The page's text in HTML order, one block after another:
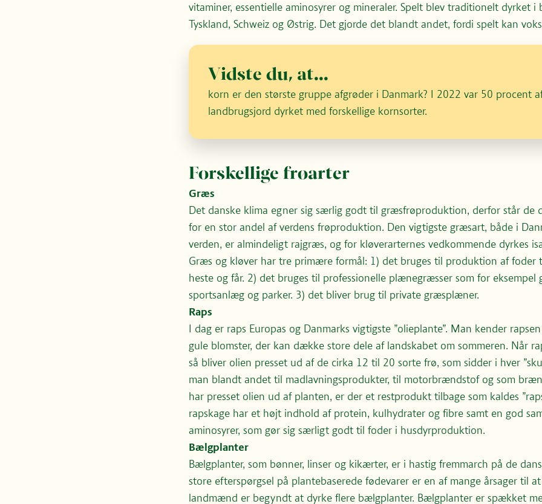
vitaminer, essentielle aminosyrer og mineraler. Spelt blev traditionelt dyrket i
Tyskland, Schweiz og Østrig. Det gjorde det blandt andet, fordi spelt kan
Vidste du, at...
korn er den største gruppe afgrøder i Danmark? I 2022 var 50 procent
landbrugsjord dyrket med forskellige kornsorter.
Forskellige frøarter
Græs
Det danske klima egner sig særlig godt til græsfrøproduktion, derfor står de
for en stor andel af verdens frøproduktion. Den vigtigste græsart, både i
verden, er almindeligt rajgræs, og for kløverarternes vedkommende dyrkes
Græs og kløver har tre primære formål: 1) det bruges til produktion af
heste og får. 2) det bruges til professionelle plænegræsser som for eksempel
sportsanlæg og parker. 3) det bliver brug til private græsplæner.
Raps
I dag er raps Europas og Danmarks vigtigste ”olieplante”. Man kender
gule blomster, der kan dække store dele af landskabet om sommeren. Når
så bliver olien presset ud af de cirka 12 til 20 sorte frø, som sidder i hver
man blandt andet til madlavningsprodukter, til motorbrændstof og som
har presset olien ud af planten, er der et restprodukt tilbage som kaldes
rapskage har et højt indhold af protein, kulhydrater og fibre samt en god
aminosyrer, som gør sig særligt godt til foder i husdyrproduktion.
Bælgplanter
Bælgplanter, som bønner, linser og kikærter, er i hastig fremmarch på de
store efterspørgsel på plantebaserede fødevarer er en af mange årsager til
landmænd er begyndt at dyrke flere bælgplanter. Bælgplanter er spækket